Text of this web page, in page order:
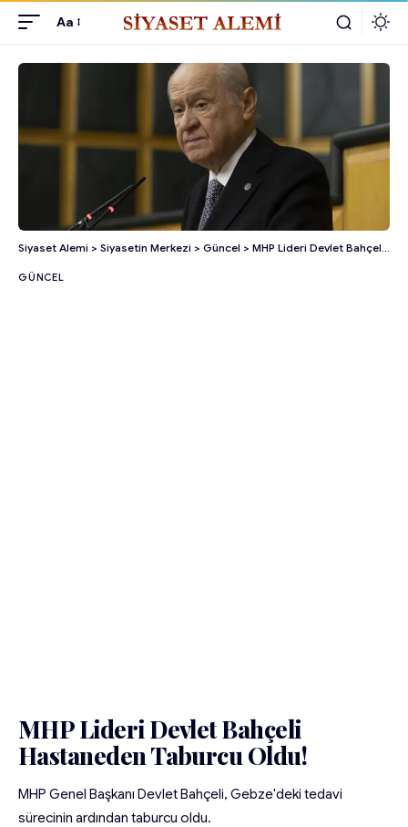
Aa
Siyaset Alemi > Siyasetin Merkezi > Güncel > MHP Lideri Devlet Bahçeli Hastaneden Taburcu Oldu!
GÜNCEL
MHP Lideri Devlet Bahçeli
Hastaneden Taburcu Oldu!
MHP Genel Başkanı Devlet Bahçeli, Gebze'deki tedavi
sürecinin ardından taburcu oldu.